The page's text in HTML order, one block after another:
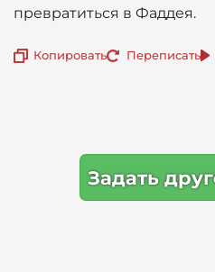
превратиться в Фаддея.
Копировать Переписать
Задать